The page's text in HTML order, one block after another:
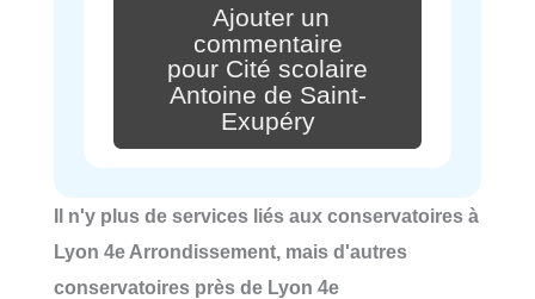
Ajouter un
commentaire
pour Cité scolaire
Antoine de Saint-
Exupéry
Il n'y plus de services liés aux conservatoires à
Lyon 4e Arrondissement, mais d'autres
conservatoires près de Lyon 4e